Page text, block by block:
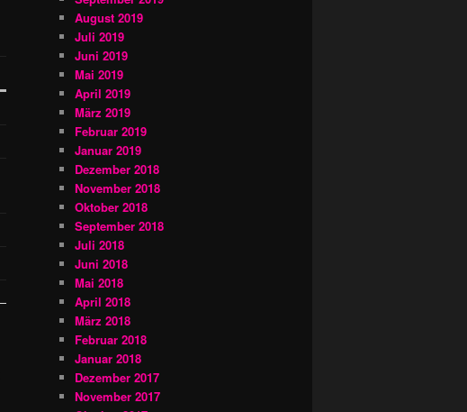
August 2019
Juli 2019
Juni 2019
Mai 2019
April 2019
März 2019
Februar 2019
Januar 2019
Dezember 2018
November 2018
Oktober 2018
September 2018
Juli 2018
Juni 2018
Mai 2018
April 2018
März 2018
Februar 2018
Januar 2018
Dezember 2017
November 2017